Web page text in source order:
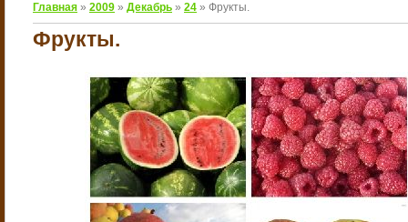
Главная » 2009 » Декабрь » 24 » Фрукты.
Фрукты.